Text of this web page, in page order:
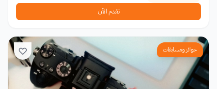
تقدم الآن
جوائز ومسابقات